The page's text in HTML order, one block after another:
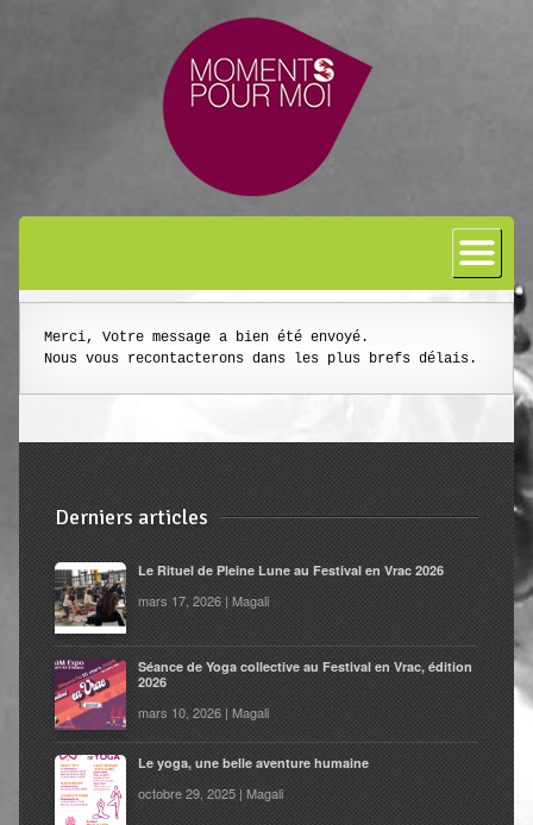
Bon cadeau
En entreprise
Shiatsu Tarifs
Yoga
L’état optimal
Nos cours
Inscription en ligne
Yoga en entreprise
Merci, Votre message a bien été envoyé.
Nous vous recontacterons dans les plus brefs délais.
Derniers articles
Le Rituel de Pleine Lune au Festival en Vrac 2026
mars 17, 2026 | Magali
Séance de Yoga collective au Festival en Vrac, édition
2026
mars 10, 2026 | Magali
Le yoga, une belle aventure humaine
octobre 29, 2025 | Magali